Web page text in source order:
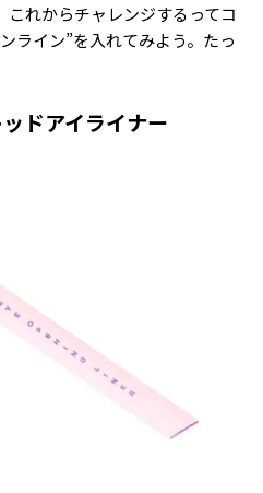
us
れからチャレンジするってコ
ライン”を入れてみよう。たっ
ドアイライナー